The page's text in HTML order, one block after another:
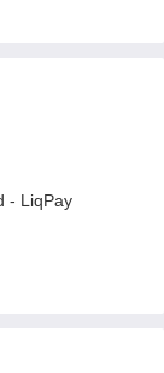
- LiqPay